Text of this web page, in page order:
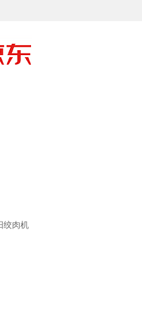
绞肉机